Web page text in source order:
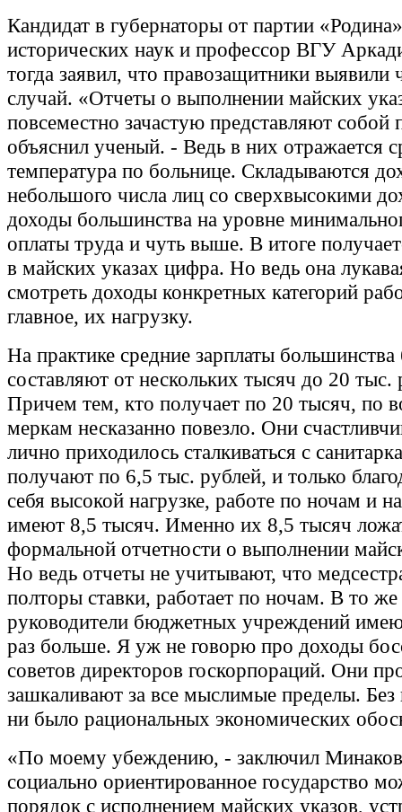
Кандидат в губернаторы от партии
исторических наук и профессор ВГУ
тогда заявил, что правозащитники выявили
случай. «Отчеты о выполнении майских
повсеместно зачастую представляют
объяснил ученый. - Ведь в них отражается
температура по больнице. Складываются
небольшого числа лиц со сверхвысокими
доходы большинства на уровне
оплаты труда и чуть выше. В итоге
в майских указах цифра. Но ведь она
смотреть доходы конкретных категорий
главное, их нагрузку.
На практике средние зарплаты
составляют от нескольких тысяч до 20 тыс.
Причем тем, кто получает по 20 тысяч, по
меркам несказанно повезло. Они
лично приходилось сталкиваться с
получают по 6,5 тыс. рублей, и только
себя высокой нагрузке, работе по ночам и
имеют 8,5 тысяч. Именно их 8,5 тысяч
формальной отчетности о выполнении
Но ведь отчеты не учитывают, что
полторы ставки, работает по ночам. В то
руководители бюджетных учреждений
раз больше. Я уж не говорю про доходы
советов директоров госкорпораций. Они
зашкаливают за все мыслимые пределы. Без
ни было рациональных экономических
«По моему убеждению, - заключил
социально ориентированное государство
порядок с исполнением майских указов,